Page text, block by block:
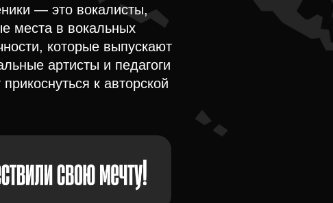
— это вокалисты,
места в вокальных
которые выпускают
артисты и педагоги
к авторской